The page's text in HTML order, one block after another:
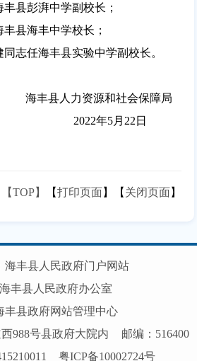
县彭湃中学副校长；
县海丰中学校长；
任海丰县实验中学副校长。
海丰县人力资源和社会保障局
2022年5月22日
【TOP】 【打印页面】【 关闭页面】
海丰县人民政府门户网站
丰县人民政府办公室
丰县政府网站管理中心
988号县政府大院内
邮编：516400
粤ICP备10002724号